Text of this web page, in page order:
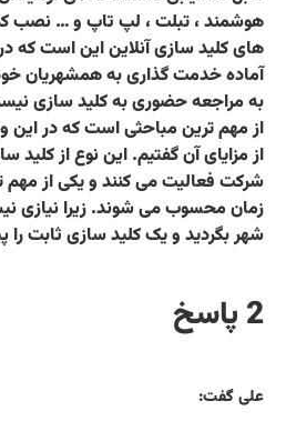
هوشمند ، تبلت ، لپ تاپ و … نصب
آماده خدمت گذاری به همشهریان
به مراجعه حضوری به کلید سازی
از مهم ترین مباحثی است که در این
از مزایای آن گفتیم. این نوع از کلید
شرکت فعالیت می کنند و یکی از
زمان محسوب می شوند. زیرا
شهر بگردید و یک کلید سازی ثابت را
2 پاسخ
علیگفت: